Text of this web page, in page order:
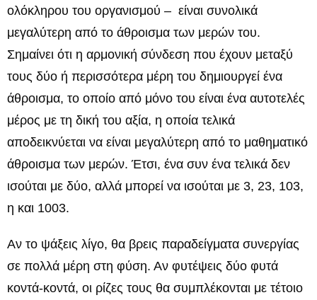
ολόκληρου του οργανισμού – είναι συνολικά
μεγαλύτερη από το άθροισμα των μερών του.
Σημαίνει ότι η αρμονική σύνδεση που έχουν μεταξύ
τους δύο ή περισσότερα μέρη του δημιουργεί ένα
άθροισμα, το οποίο από μόνο του είναι ένα αυτοτελές
μέρος με τη δική του αξία, η οποία τελικά
αποδεικνύεται να είναι μεγαλύτερη από το μαθηματικό
άθροισμα των μερών. Έτσι, ένα συν ένα τελικά δεν
ισούται με δύο, αλλά μπορεί να ισούται με 3, 23, 103,
η και 1003.
Αν το ψάξεις λίγο, θα βρεις παραδείγματα συνεργίας
σε πολλά μέρη στη φύση. Αν φυτέψεις δύο φυτά
κοντά-κοντά, οι ρίζες τους θα συμπλέκονται με τέτοιο